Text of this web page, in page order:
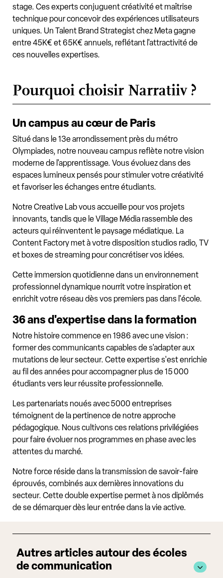
stage. Ces experts conjuguent créativité et maîtrise
technique pour concevoir des expériences utilisateurs
uniques. Un Talent Brand Strategist chez Meta gagne
entre 45K€ et 65K€ annuels, reflétant l'attractivité de
ces nouvelles expertises.
Pourquoi choisir Narratiiv ?
Un campus au cœur de Paris
Situé dans le 13e arrondissement près du métro
Olympiades, notre nouveau campus reflète notre vision
moderne de l'apprentissage. Vous évoluez dans des
espaces lumineux pensés pour stimuler votre créativité
et favoriser les échanges entre étudiants.
Notre Creative Lab vous accueille pour vos projets
innovants, tandis que le Village Média rassemble des
acteurs qui réinventent le paysage médiatique. La
Content Factory met à votre disposition studios radio, TV
et boxes de streaming pour concrétiser vos idées.
Cette immersion quotidienne dans un environnement
professionnel dynamique nourrit votre inspiration et
enrichit votre réseau dès vos premiers pas dans l'école.
36 ans d'expertise dans la formation
Notre histoire commence en 1986 avec une vision :
former des communicants capables de s'adapter aux
mutations de leur secteur. Cette expertise s'est enrichie
au fil des années pour accompagner plus de 15 000
étudiants vers leur réussite professionnelle.
Les partenariats noués avec 5000 entreprises
témoignent de la pertinence de notre approche
pédagogique. Nous cultivons ces relations privilégiées
pour faire évoluer nos programmes en phase avec les
attentes du marché.
Notre force réside dans la transmission de savoir-faire
éprouvés, combinés aux dernières innovations du
secteur. Cette double expertise permet à nos diplômés
de se démarquer dès leur entrée dans la vie active.
Autres articles autour des écoles
de communication